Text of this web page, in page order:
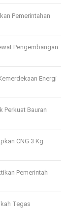
Pemerintahan
Pengembangan
Energi
Perkuat Bauran
CNG 3 Kg
Pemerintah
Tegas